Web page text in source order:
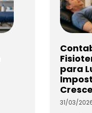
para
31/03/